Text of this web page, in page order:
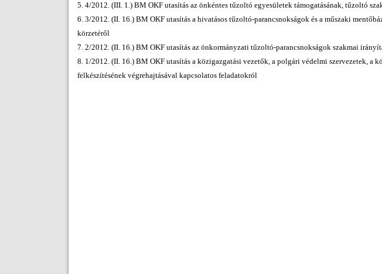
5. 4/2012. (III. 1.) BM OKF utasítás az önkéntes tűzoltó egyesületek támogatásának, tűzoltó
6. 3/2012. (II. 16.) BM OKF utasítás a hivatásos tűzoltó-parancsnokságok és a műszaki
körzetéről
7. 2/2012. (II. 16.) BM OKF utasítás az önkormányzati tűzoltó-parancsnokságok szakmai
8. 1/2012. (II. 16.) BM OKF utasítás a közigazgatási vezetők, a polgári védelmi szervezetek, a
felkészítésének végrehajtásával kapcsolatos feladatokról